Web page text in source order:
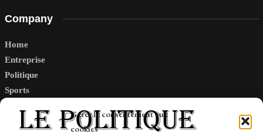
Gérer le consentement aux
cookies
Company
Home
Entreprise
Politique
Sports